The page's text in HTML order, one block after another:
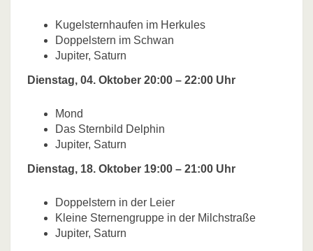
Kugelsternhaufen im Herkules
Doppelstern im Schwan
Jupiter, Saturn
Dienstag, 04. Oktober 20:00 – 22:00 Uhr
Mond
Das Sternbild Delphin
Jupiter, Saturn
Dienstag, 18. Oktober 19:00 – 21:00 Uhr
Doppelstern in der Leier
Kleine Sternengruppe in der Milchstraße
Jupiter, Saturn